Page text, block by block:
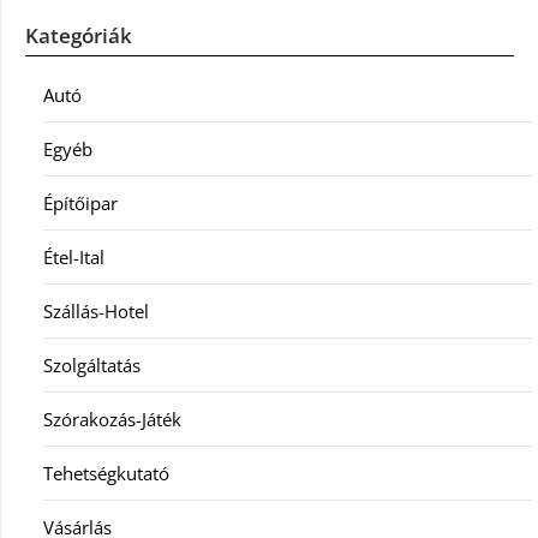
Kategóriák
Autó
Egyéb
Építőipar
Étel-Ital
Szállás-Hotel
Szolgáltatás
Szórakozás-Játék
Tehetségkutató
Vásárlás